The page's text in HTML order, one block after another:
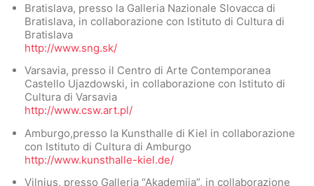
Bratislava, presso la Galleria Nazionale Slovacca di
Bratislava, in collaborazione con Istituto di Cultura di
Bratislava
http://www.sng.sk/
Varsavia, presso il Centro di Arte Contemporanea
Castello Ujazdowski, in collaborazione con Istituto di
Cultura di Varsavia
http://www.csw.art.pl/
Amburgo,presso la Kunsthalle di Kiel in collaborazione
con Istituto di Cultura di Amburgo
http://www.kunsthalle-kiel.de/
Vilnius, presso Galleria “Akademija”, in collaborazione